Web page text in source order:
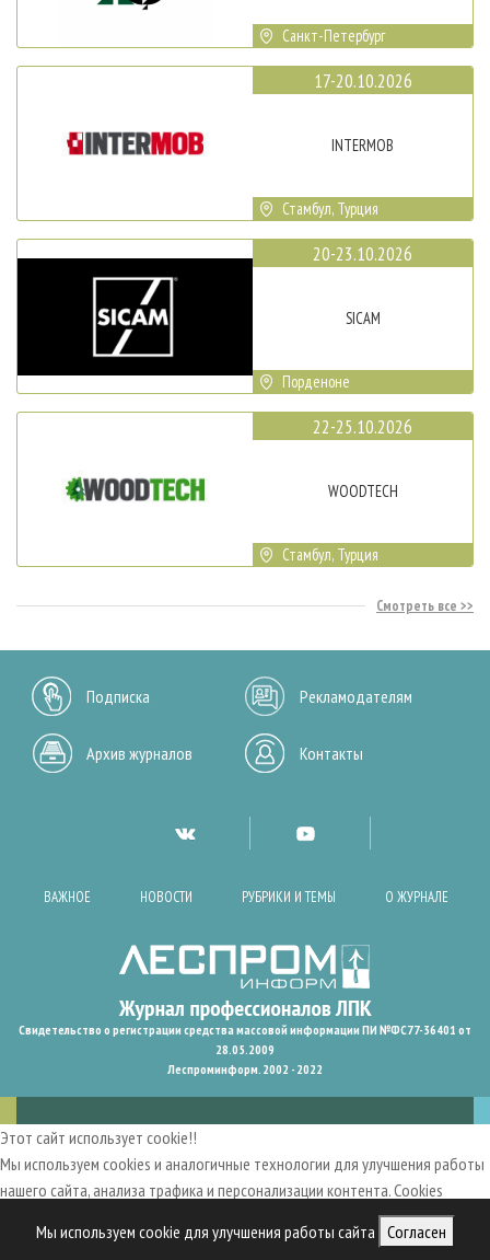
Мы используем cookie для улучшения работы сайта Согласен
Санкт-Петербург
17-20.10.2026
INTERMOB
Стамбул, Турция
20-23.10.2026
SICAM
Порденоне
22-25.10.2026
WOODTECH
Стамбул, Турция
Смотреть все
Подписка Рекламодателям
Архив журналов Контакты
ВАЖНОЕ НОВОСТИ РУБРИКИ И ТЕМЫ О ЖУРНАЛЕ
Свидетельство о регистрации средства массовой информации ПИ №ФС77-36401 от
28.05.2009
Леспроминформ. 2002 - 2022
Этот сайт использует cookie!!
Мы используем cookies и аналогичные технологии для улучшения работы
нашего сайта, анализа трафика и персонализации контента. Cookies
пользовательский опыт